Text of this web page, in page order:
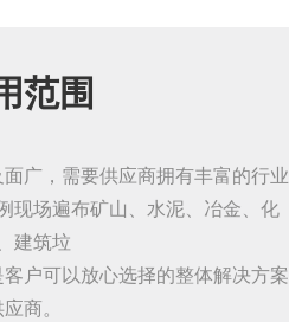
范围
广，需要供应商拥有丰富的行业
现场遍布矿山、水泥、冶金、化
建筑垃
户可以放心选择的整体解决方案
商。